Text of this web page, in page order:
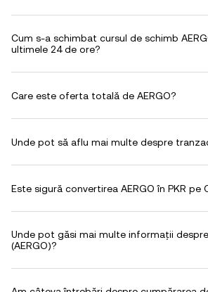
Cum s-a schimbat cursul de schimb
ultimele 24 de ore?
Care este oferta totală de AERGO?
Unde pot să aflu mai multe despre
Este sigură convertirea AERGO în PKR pe
Unde pot găsi mai multe informații despre
(AERGO)?